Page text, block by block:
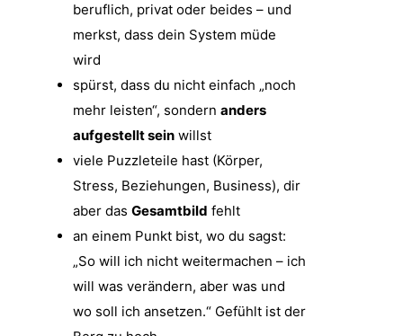
beruflich, privat oder beides – und
merkst, dass dein System müde
wird
spürst, dass du nicht einfach „noch
mehr leisten“, sondern anders
aufgestellt sein willst
viele Puzzleteile hast (Körper,
Stress, Beziehungen, Business), dir
aber das Gesamtbild fehlt
an einem Punkt bist, wo du sagst:
„So will ich nicht weitermachen – ich
will was verändern, aber was und
wo soll ich ansetzen.“ Gefühlt ist der